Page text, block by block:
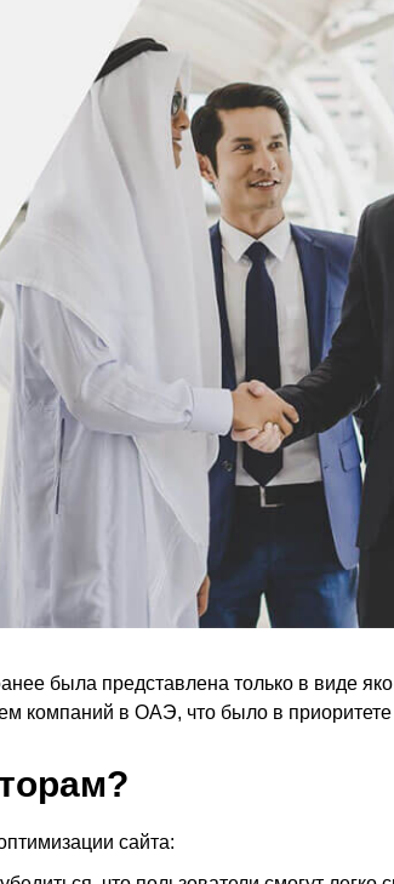
была представлена только в виде
компаний в ОАЭ, что было в приоритете
сайта: